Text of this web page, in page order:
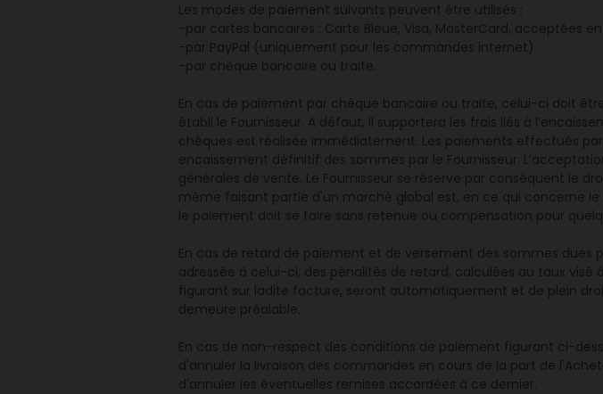
Les modes de paiement suivants peuvent être utilisés :
-par cartes bancaires : Carte Bleue, Visa, MasterCard, acceptées
-par PayPal (uniquement pour les commandes internet)
-par chèque bancaire ou traite.
En cas de paiement par chèque bancaire ou traite, celui-ci doit
établi le Fournisseur. A défaut, il supportera les frais liés à
chèques est réalisée immédiatement. Les paiements effectués
encaissement définitif des sommes par le Fournisseur.
générales de vente. Le Fournisseur se réserve par conséquent le
même faisant partie d'un marché global est, en ce qui concerne
le paiement doit se faire sans retenue ou compensation pour
En cas de retard de paiement et de versement des sommes dues
adressée à celui-ci, des pénalités de retard, calculées au taux visé
figurant sur ladite facture, seront automatiquement et de plein
demeure préalable.
En cas de non-respect des conditions de paiement figurant ci-
d'annuler la livraison des commandes en cours de la part de
d'annuler les éventuelles remises accordées à ce dernier.